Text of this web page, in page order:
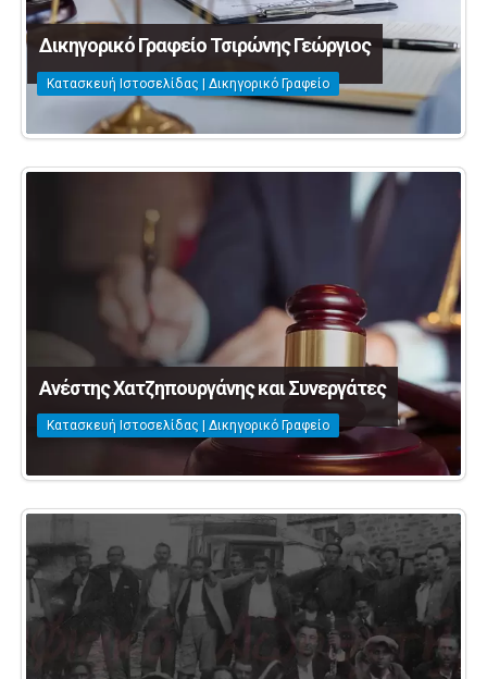
Δικηγορικό Γραφείο Τσιρώνης Γεώργιος
Κατασκευή Ιστοσελίδας | Δικηγορικό Γραφείο
Ανέστης Χατζηπουργάνης και Συνεργάτες
Κατασκευή Ιστοσελίδας | Δικηγορικό Γραφείο